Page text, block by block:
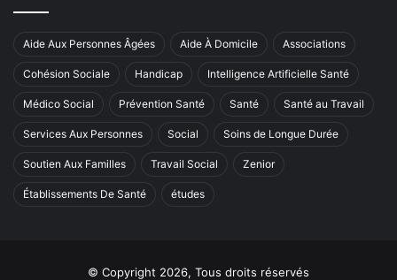
Aide Aux Personnes Âgées Aide À Domicile Associations
Cohésion Sociale Handicap Intelligence Artificielle Santé
Médico Social Prévention Santé Santé Santé au Travail
Services Aux Personnes Social Soins de Longue Durée
Soutien Aux Familles Travail Social Zenior
Établissements De Santé études
© Copyright 2026, Tous droits réservés